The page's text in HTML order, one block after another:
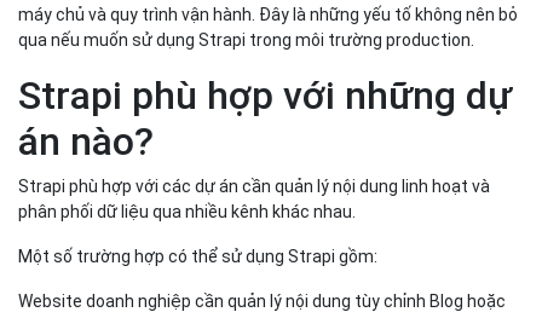
máy chủ và quy trình vận hành. Đây là những yếu tố không nên bỏ
qua nếu muốn sử dụng Strapi trong môi trường production.
Strapi phù hợp với những dự
án nào?
Strapi phù hợp với các dự án cần quản lý nội dung linh hoạt và
phân phối dữ liệu qua nhiều kênh khác nhau.
Một số trường hợp có thể sử dụng Strapi gồm:
Website doanh nghiệp cần quản lý nội dung tùy chỉnh Blog hoặc